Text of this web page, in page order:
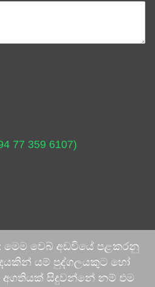
77 359 6107)
මෙම වෙබ් අඩවියේ පළකරනු
යම් පුද්ගලයකුට හෝ
අගතියක් සිදුවන්නේ නම් එම